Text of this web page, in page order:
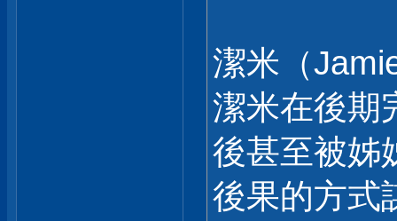
潔米（
潔米在後期
後甚至被姊
後果的方式